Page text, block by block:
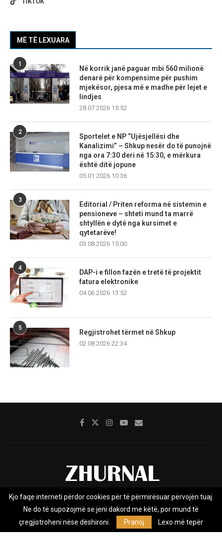
MË TË LEXUARA
1
Në korrik janë paguar mbi 560 milionë
denarë për kompensime për pushim
mjekësor, pjesa më e madhe për lejet e
lindjes
28.07.2026 15:52
2
Sportelet e NP “Ujësjellësi dhe
Kanalizimi” – Shkup nesër do të punojnë
nga ora 7:30 deri në 15:30, e mërkura
është ditë jopune
05.01.2026 10:36
3
Editorial / Priten reforma në sistemin e
pensioneve – shteti mund ta marrë
shtyllën e dytë nga kursimet e
qytetarëve!
03.08.2026 15:00
4
DAP-i e fillon fazën e tretë të projektit
fatura elektronike
04.06.2026 13:52
5
Regjistrohet tërmet në Shkup
02.08.2026 22:34
Rreth nesh Impresumi Marketing
Kontakt
Privacy Policy
Zhurnal.mk është Agjenci e Lajmeve e pavarur, e themeluar në vitin
Kjo faqe interneti përdor cookies për të përmirësuar përvojën tuaj.
Ne do të supozojmë se jeni dakord me këtë, por mund të
çregjistroheni nëse dëshironi.
Pranoj Lexo më tepër